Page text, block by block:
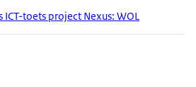
toets project Nexus: WOL